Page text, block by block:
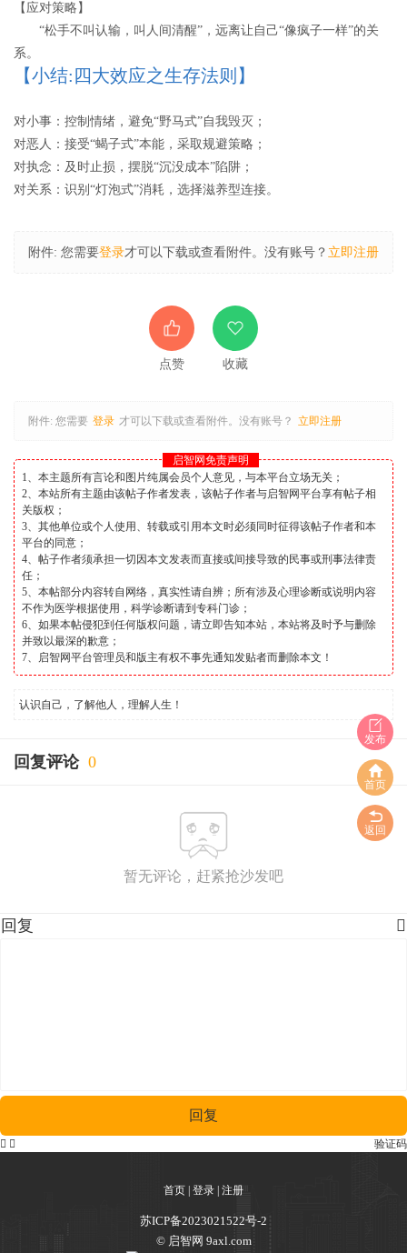
【应对策略】
“松手不叫认输，叫人间清醒”，远离让自己“像疯子一样”的关
系。
【小结:四大效应之生存法则】
对小事：控制情绪，避免“野马式”自我毁灭；
对恶人：接受“蝎子式”本能，采取规避策略；
对执念：及时止损，摆脱“沉没成本”陷阱；
对关系：识别“灯泡式”消耗，选择滋养型连接。
附件: 您需要登录才可以下载或查看附件。没有账号？ 立即注册
点赞 收藏
附件: 您需要 登录 才可以下载或查看附件。没有账号？ 立即注册
启智网免责声明
1、本主题所有言论和图片纯属会员个人意见，与本平台立场无关；
2、本站所有主题由该帖子作者发表，该帖子作者与启智网平台享有帖子相
关版权；
3、其他单位或个人使用、转载或引用本文时必须同时征得该帖子作者和本
平台的同意；
4、帖子作者须承担一切因本文发表而直接或间接导致的民事或刑事法律责
任；
5、本帖部分内容转自网络，真实性请自辨；所有涉及心理诊断或说明内容
不作为医学根据使用，科学诊断请到专科门诊；
6、如果本帖侵犯到任何版权问题，请立即告知本站，本站将及时予与删除
并致以最深的歉意；
7、启智网平台管理员和版主有权不事先通知发贴者而删除本文！
认识自己，了解他人，理解人生！
回复评论 0
暂无评论，赶紧抢沙发吧
发布
首页
返回

回复
回复
验证码
 
首页 登录 注册
苏ICP备2023021522号-2
© 启智网 9axl.com